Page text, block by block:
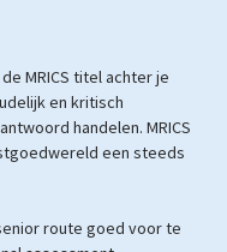
MRICS titel achter je
en kritisch
handelen. MRICS
een steeds
route goed voor te